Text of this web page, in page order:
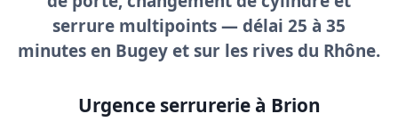
serrure multipoints — délai 25 à 35
minutesen Bugey et sur les rives du Rhône.
Urgence serrurerie à Brion